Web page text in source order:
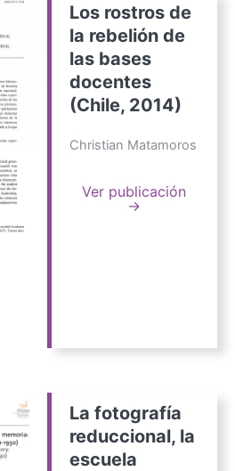
Los rostros de
la rebelión de
las bases
docentes
(Chile, 2014)
Christian Matamoros
Ver publicación
→
La fotografía
reduccional, la
escuela